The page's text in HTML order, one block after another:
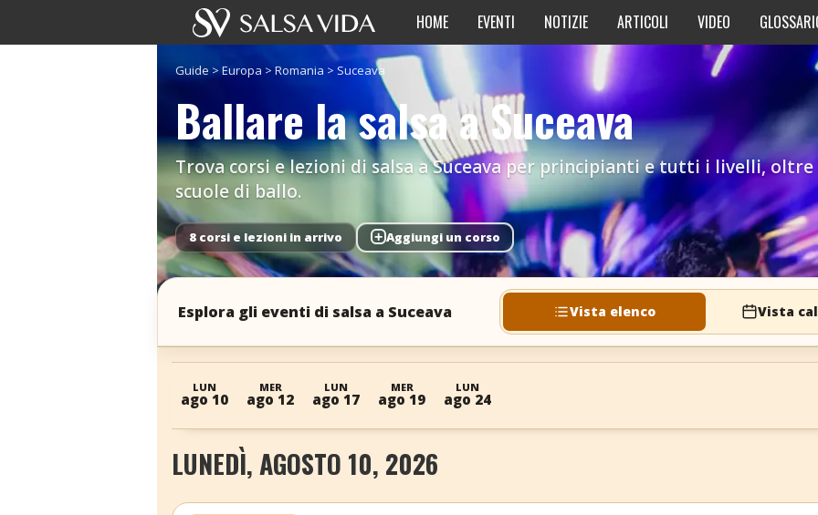
HOME EVENTI NOTIZIE ARTICOLI VIDEO
Guide >Europa > Romania > Suceava
Ballare la salsa a Suceava
Trova corsi e lezioni di salsa a Suceava per principianti e tutti i livelli,
scuole di ballo.
8 corsi e lezioni in arrivo + Aggiungi un corso
Esplora gli eventi di salsa a Suceava Vista elenco Vista
LUN
ago 10
MER
ago 12
LUN
ago 17
MER
ago 19
LUN
ago 24
LUNEDÌ, AGOSTO 10, 2026